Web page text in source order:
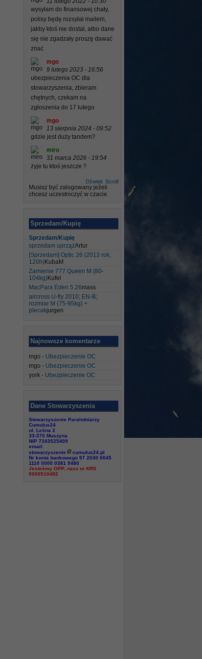
wysyłam do finansowej chaty,
polisy będę rozsyłał mailem,
jakby ktoś nie dostał, albo dane
się nie zgadzały proszę dawać
znać
mgo
9 lutego 2023 - 16:56
ubezpieczenia OC dla
stowarzyszenia, zbieram
chętnych, czekam na
zgłoszenia do 17 lutego
mgo
13 sierpnia 2024 - 09:52
gdzie jest duży tandem?
miro
31 marca 2026 - 19:54
żyje tu ktoś jeszcze ?
Scroll
Dźwięk
Musisz być zalogowany jeżeli
chcesz uczestniczyć w czacie.
Sprzedam/Kupię
Sprzedam/Kupię
sprzedam uprzążArtur
[Sprzedam] Optic 26 (2013 rok,
120h) KubaM
Zamienie 777 Queen M (80-
104kg) Kufel
MacPara Eden 5.26mass
aircross U-fly 2010; EN-B;
rozmiar M (75-95kg) +
plecakjurgen
Najnowsze komentarze
mgo - Ubezpieczenie OC
mgo - Ubezpieczenie OC
york - Ubezpieczenie OC
Dane Stowarzyszenia
Stowarzyszenie Paralotniarzy
Cumulus24
ul. Leśna 2
33-370 Muszyna
NIP 7343525409
email:
stowarzyszenie
cumulus24.pl
Nr konta bankowego 97 2030 0045
1110 0000 0381 9480
Jesteśmy OPP, nasz nr KRS
0000510482